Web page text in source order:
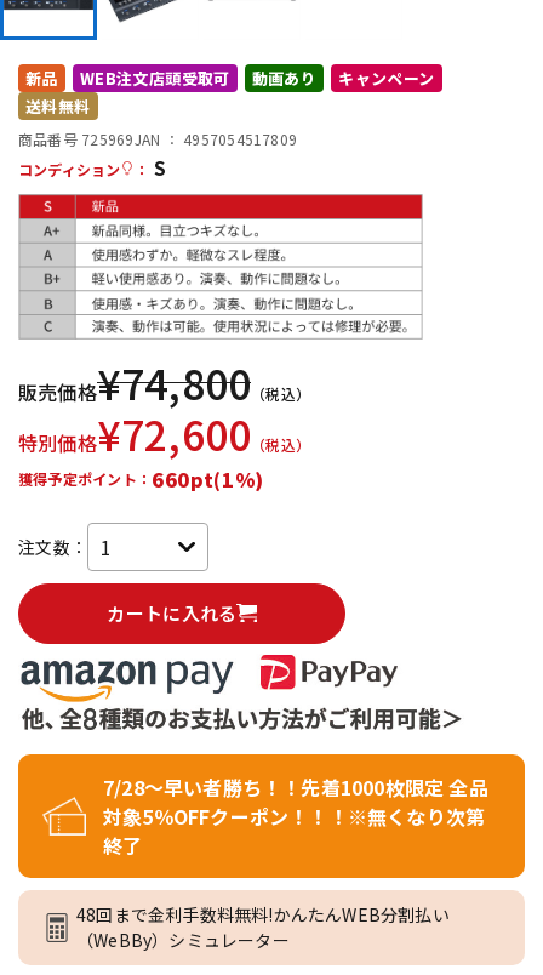
DTM オンライン納品
中古 ヴィンテージ
新品 WEB注文店頭受取可 動画あり
キャンペーン
送料無料
商品番号 725969JAN ： 4957054517809
コンディション
： S
販売価格¥74,800 （税込）
特別価格¥72,600 （税込）
獲得予定ポイント： 660pt(1%)
注文数：
カートに入れる
7/28～早い者勝ち！！先着1000枚限定 全品
対象5％OFFクーポン！！！※無くなり次第
終了
48回まで金利手数料無料!かんたんWEB分割払い
（WeBBy）シミュレーター